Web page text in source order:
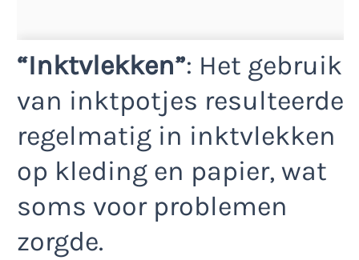
“Inktvlekken”: Het gebruik
van inktpotjes resulteerde
regelmatig in inktvlekken
op kleding en papier, wat
soms voor problemen
zorgde.